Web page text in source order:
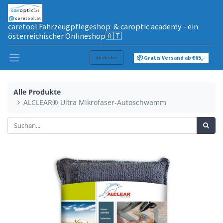
caretool Fahrzeugpflegeshop & caroptic academy - ein
österreichischer Onlineshop🇦🇹
Anmelden 📦 Gratis Versand ab €65,-
Alle Produkte
ALCLEAR® Ultra Mikrofaser-Autoschwamm